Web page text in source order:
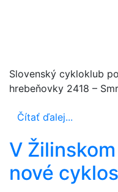
Slovenský cykloklub
hrebeňovky 2418 –
Čítať ďalej...
V
nové